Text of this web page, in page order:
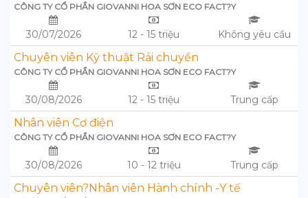
CÔNG TY CỔ PHẦN GIOVANNI HOA SƠN ECO FACT?Y
30/07/2026 12 - 15 triệu Không yêu cầu
Chuyên viên Kỹ thuật Rải chuyền
CÔNG TY CỔ PHẦN GIOVANNI HOA SƠN ECO FACT?Y
30/08/2026 12 - 15 triệu Trung cấp
Nhân viên Cơ điện
CÔNG TY CỔ PHẦN GIOVANNI HOA SƠN ECO FACT?Y
30/08/2026 10 - 12 triệu Trung cấp
Chuyên viên?Nhân viên Hành chính -Y tế